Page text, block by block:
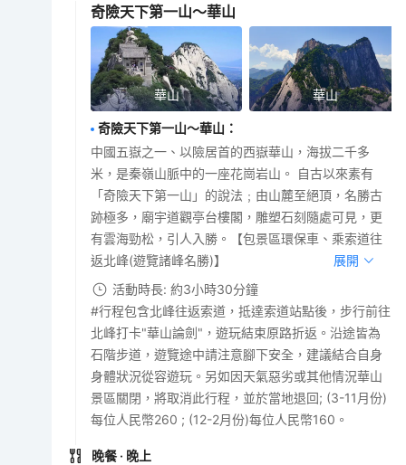
奇險天下第一山～華山
華山 華山
奇險天下第一山～華山 ：
中國五嶽之一、以險居首的西嶽華山，海拔二千多
米，是秦嶺山脈中的一座花崗岩山。 自古以來素有
「奇險天下第一山」的說法﹔由山麓至絕頂，名勝古
跡極多，廟宇道觀亭台樓閣，雕塑石刻隨處可見，更
有雲海勁松，引人入勝。【包景區環保車、乘索道往
返北峰(遊覽諸峰名勝)】
展開
活動時長: 約3小時30分鐘
#行程包含北峰往返索道，抵達索道站點後，步行前往
北峰打卡"華山論劍"，遊玩結束原路折返。沿途皆為
石階步道，遊覽途中請注意腳下安全，建議結合自身
身體狀況從容遊玩。另如因天氣惡劣或其他情況華山
景區關閉，將取消此行程，並於當地退回; (3-11月份)
每位人民幣260 ; (12-2月份)每位人民幣160。
晚餐 · 晚上